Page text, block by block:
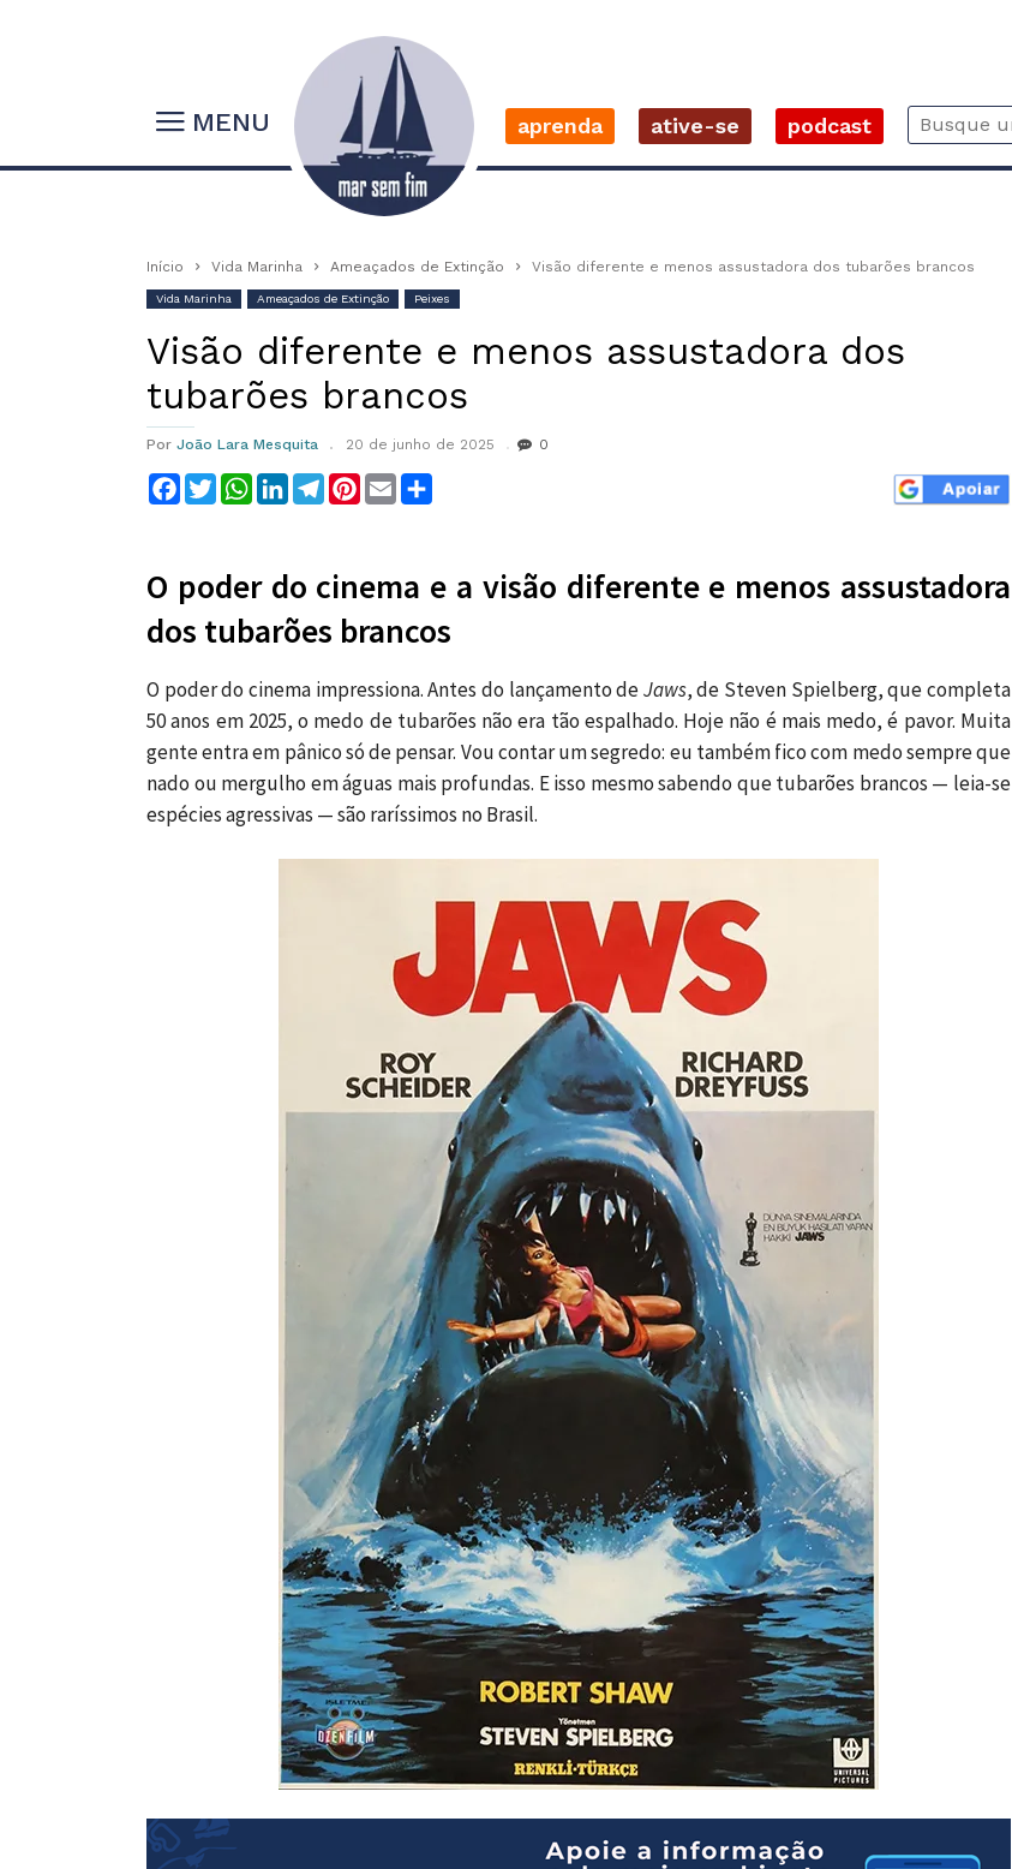
MENU aprenda ative-se podcast
Início Vida Marinha Ameaçados de Extinção Visão diferente e menos assustadora dos tubarões brancos
Vida Marinha Ameaçados de Extinção Peixes
Visão diferente e menos assustadora dos
tubarões brancos
Por João Lara Mesquita 20 de junho de 2025 0
Facebook
TwitterWhatsApp
LinkedInTelegram
Pinterest
Email
O poder do cinema e a visão diferente e menos assustadora
dos tubarões brancos
O poder do cinema impressiona. Antes do lançamento deJaws, de Steven Spielberg, que completa
50 anos em 2025, o medo de tubarões não era tão espalhado. Hoje não é mais medo, é pavor. Muita
gente entra em pânico só de pensar. Vou contar um segredo: eu também fico com medo sempre que
nado ou mergulho em águas mais profundas. E isso mesmo sabendo que tubarões brancos — leia-se
espécies agressivas — são raríssimos no Brasil.